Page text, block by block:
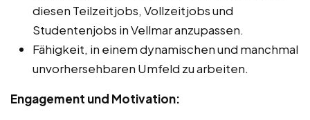
diesen Teilzeitjobs, Vollzeitjobs und
Studentenjobs in Vellmar anzupassen.
Fähigkeit, in einem dynamischen und manchmal
unvorhersehbaren Umfeld zu arbeiten.
Engagement und Motivation: